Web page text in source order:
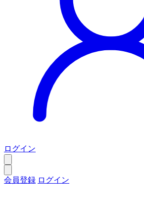
ログイン
会員登録 ログイン